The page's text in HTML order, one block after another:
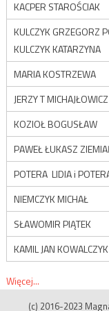
KACPER STAROŚCIAK
KULCZYK GRZEGORZ
KULCZYK KATARZYNA
MARIA KOSTRZEWA
JERZY T MICHAJŁOWICZ
KOZIOŁ BOGUSŁAW
PAWEŁ ŁUKASZ
POTERA LIDIA i
NIEMCZYK MICHAŁ
SŁAWOMIR PIĄTEK
KAMIL JAN KOWALCZYK
Więcej...
(c) 2016-2023